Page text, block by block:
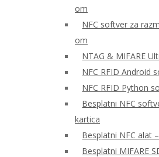
om
NFC softver za
om
NTAG & MIFARE
NFC RFID Android
NFC RFID Python
Besplatni NFC
kartica
Besplatni NFC alat
Besplatni MIFARE